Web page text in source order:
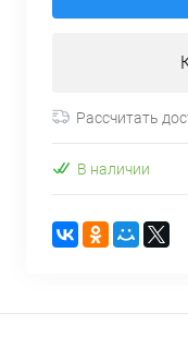
Рассчитать
В наличии